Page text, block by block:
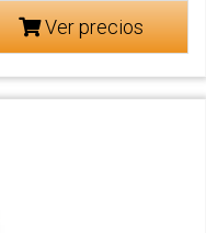
Ver precios